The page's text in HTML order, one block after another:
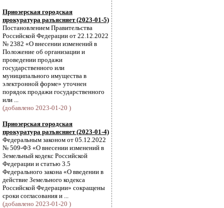
Приозерская городская
прокуратура разъясняет (2023-01-5)
Постановлением Правительства
Российской Федерации от 22.12.2022
№ 2382 «О внесении изменений в
Положение об организации и
проведении продажи
государственного или
муниципального имущества в
электронной форме» уточнен
порядок продажи государственного
или ...
(добавлено 2023-01-20 )
Приозерская городская
прокуратура разъясняет (2023-01-4)
Федеральным законом от 05.12.2022
№ 509-ФЗ «О внесении изменений в
Земельный кодекс Российской
Федерации и статью 3.5
Федерального закона «О введении в
действие Земельного кодекса
Российской Федерации» сокращены
сроки согласования и ...
(добавлено 2023-01-20 )